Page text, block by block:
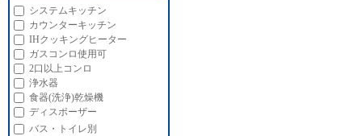
システムキッチン
カウンターキッチン
IHクッキングヒーター
ガスコンロ使用可
2口以上コンロ
浄水器
食器(洗浄)乾燥機
ディスポーザー
バス・トイレ別